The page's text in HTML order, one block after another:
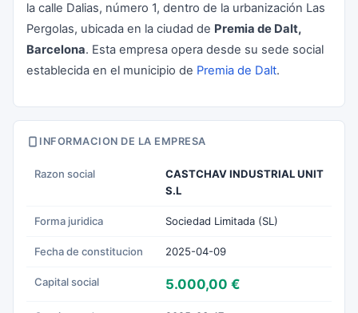
la calle Dalias, número 1, dentro de la urbanización Las
Pergolas, ubicada en la ciudad de Premia de Dalt,
Barcelona. Esta empresa opera desde su sede social
establecida en el municipio de Premia de Dalt.
INFORMACION DE LA EMPRESA
Razon social
CASTCHAV INDUSTRIAL UNIT
S.L
Forma juridica Sociedad Limitada (SL)
Fecha de constitucion 2025-04-09
Capital social 5.000,00 €